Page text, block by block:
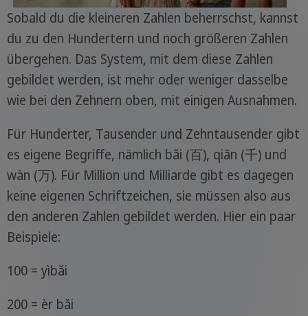
Sobald du die kleineren Zahlen beherrschst, kannst
du zu den Hundertern und noch größeren Zahlen
übergehen. Das System, mit dem diese Zahlen
gebildet werden, ist mehr oder weniger dasselbe
wie bei den Zehnern oben, mit einigen Ausnahmen.
Für Hunderter, Tausender und Zehntausender gibt
es eigene Begriffe, nämlich bǎi (百), qiān (千) und
wàn (万). Für Million und Milliarde gibt es dagegen
keine eigenen Schriftzeichen, sie müssen also aus
den anderen Zahlen gebildet werden. Hier ein paar
Beispiele:
100 = yìbǎi
200 = èr bǎi